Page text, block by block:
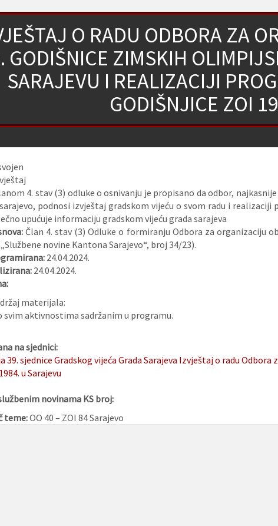
O RADU ODBORA ZA
GODIŠNICE ZIMSKIH
SARAJEVU I REALIZACIJI
GODIŠNJICE ZOI
4. stav (3) odluke o osnivanju je propisano da odbor,
podnosi izvještaj gradskom vijeću o svom radu i
upućuje informaciju gradskom vijeću grada sarajeva
Član 4. stav (3) Odluke o formiranju Odbora za organizaciju
novine Kantona Sarajevo“, broj 34/23).
24.04.2024.
24.04.2024.
materijala:
svim aktivnostima sadržanim u programu.
na sjednici:
39. sjednice Gradskog vijeća Grada Sarajeva Izvještaj o radu Odbora
u Sarajevu
novinama KS broj:
teme:OO 40 – ZOI 84 Sarajevo